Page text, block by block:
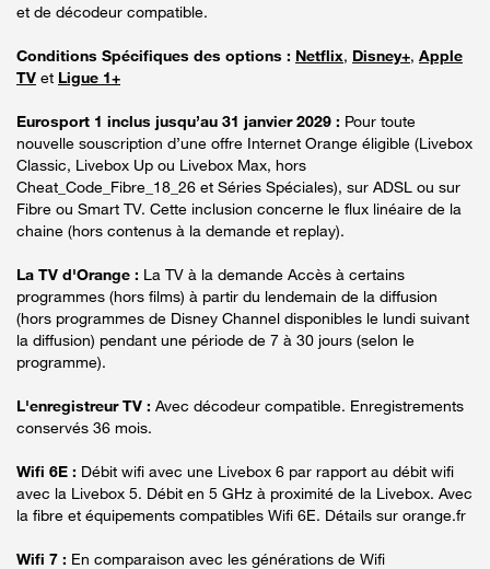
et de décodeur compatible.
Conditions Spécifiques des options : Netflix, Disney+, Apple
TV et Ligue 1+
Eurosport 1 inclus jusqu’au 31 janvier 2029 : Pour toute
nouvelle souscription d’une offre Internet Orange éligible (Livebox
Classic, Livebox Up ou Livebox Max, hors
Cheat_Code_Fibre_18_26 et Séries Spéciales), sur ADSL ou sur
Fibre ou Smart TV. Cette inclusion concerne le flux linéaire de la
chaine (hors contenus à la demande et replay).
La TV d'Orange : La TV à la demande Accès à certains
programmes (hors films) à partir du lendemain de la diffusion
(hors programmes de Disney Channel disponibles le lundi suivant
la diffusion) pendant une période de 7 à 30 jours (selon le
programme).
L'enregistreur TV : Avec décodeur compatible. Enregistrements
conservés 36 mois.
Wifi 6E : Débit wifi avec une Livebox 6 par rapport au débit wifi
avec la Livebox 5. Débit en 5 GHz à proximité de la Livebox. Avec
la fibre et équipements compatibles Wifi 6E. Détails sur orange.fr
Wifi 7 : En comparaison avec les générations de Wifi